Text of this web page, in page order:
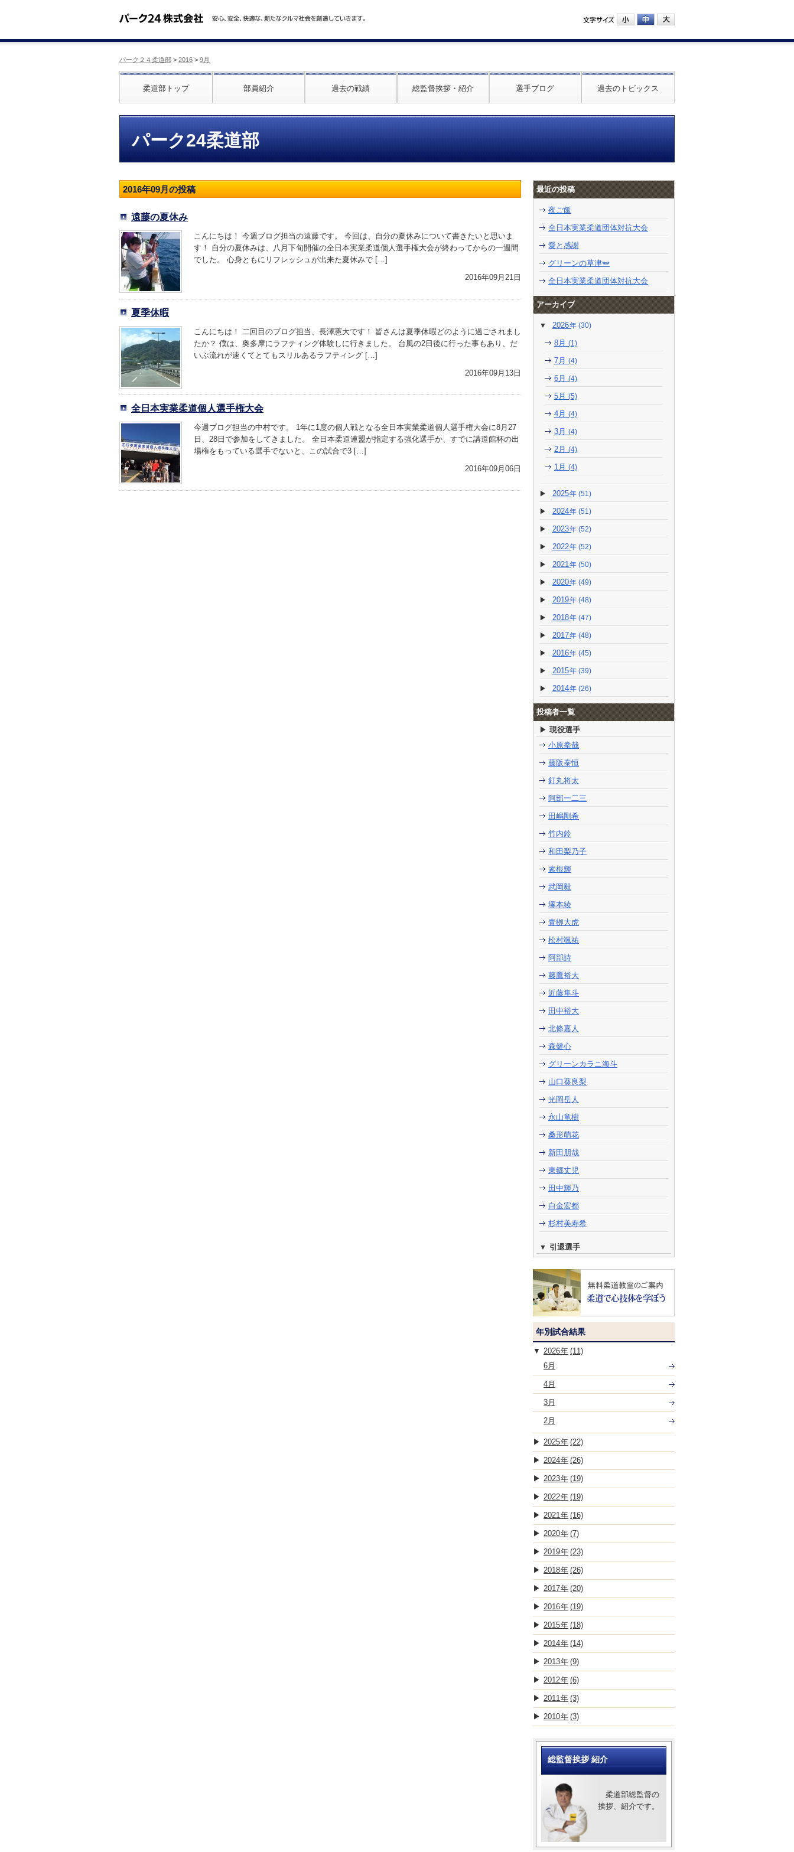
パーク２４柔道部 > 2016 > 9月
柔道部トップ 部員紹介 過去の戦績 総監督挨拶・紹介 選手ブログ 過去のトピックス
パーク24柔道部
2016年09月の投稿
遠藤の夏休み
こんにちは！ 今週ブログ担当の遠藤です。 今回は、自分の夏休みについて書きたいと思いま
す！ 自分の夏休みは、八月下旬開催の全日本実業柔道個人選手権大会が終わってからの一週間
でした。 心身ともにリフレッシュが出来た夏休みで […]
2016年09月21日
夏季休暇
こんにちは！ 二回目のブログ担当、長澤憲大です！ 皆さんは夏季休暇どのように過ごされまし
たか？ 僕は、奥多摩にラフティング体験しに行きました。 台風の2日後に行った事もあり、だ
いぶ流れが速くてとてもスリルあるラフティング […]
2016年09月13日
全日本実業柔道個人選手権大会
今週ブログ担当の中村です。 1年に1度の個人戦となる全日本実業柔道個人選手権大会に8月27
日、28日で参加をしてきました。 全日本柔道連盟が指定する強化選手か、すでに講道館杯の出
場権をもっている選手でないと、この試合で3 […]
2016年09月06日
最近の投稿
夜ご飯
全日本実業柔道団体対抗大会
愛と感謝
グリーンの草津🫛
全日本実業柔道団体対抗大会
アーカイブ
2026 (30)
8月(1)
7月(4)
6月(4)
5月(5)
4月(4)
3月(4)
2月(4)
1月(4)
2025 (51)
2024 (51)
2023 (52)
2022 (52)
2021 (50)
2020 (49)
2019 (48)
2018 (47)
2017 (48)
2016 (45)
2015 (39)
2014 (26)
投稿者一覧
現役選手
小原拳哉
藤阪泰恒
釘丸将太
阿部一二三
田嶋剛希
竹内鈴
和田梨乃子
素根輝
武岡毅
塚本綾
青栁大虎
松村颯祐
阿部詩
藤鷹裕大
近藤隼斗
田中裕大
北條嘉人
森健心
グリーンカラニ海斗
山口葵良梨
光岡岳人
永山竜樹
桑形萌花
新田朋哉
東郷丈児
田中輝乃
白金宏都
杉村美寿希
引退選手
年別試合結果
2026
(11)
6月
4月
3月
2月
2025 (22)
2024 (26)
2023 (19)
2022 (19)
2021 (16)
2020 (7)
2019 (23)
2018 (26)
2017 (20)
2016 (19)
2015 (18)
2014 (14)
2013 (9)
2012 (6)
2011 (3)
2010 (3)
総監督挨拶 紹介
柔道部総監督の
挨拶、紹介です。